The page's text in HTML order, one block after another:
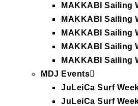
MAKKABI Sailing
MAKKABI Sailing
MAKKABI Sailing
MAKKABI Sailing
MAKKABI Sailing
MDJ Events
JuLeiCa Surf
JuLeiCa Surf